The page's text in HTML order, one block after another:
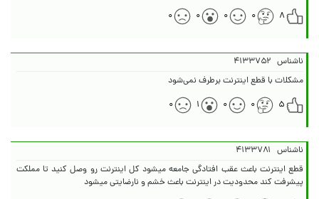
۸
۰ ۰ ۰ ۰
ناشناس ۴۱۳۳۷۵۲
مشکلات با قطع اینترنت برطرف نمی‌شود
۵
۰ ۰ ۱ ۰
ناشناس ۴۱۳۳۷۸۱
قطع اینترنت باعث عقب افتادگی جامعه میشود کل اینترنت رو وصل کنید تا مملکت
پیشرفت کند محدودیت در اینترنت باعث خشم و نارضایتی میشود